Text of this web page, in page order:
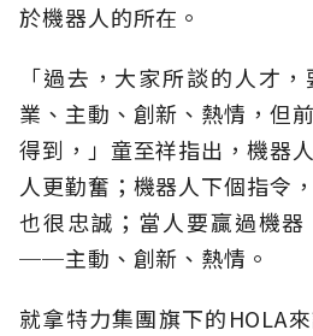
於機器人的所在。
「過去，大家所談的人才
業、主動、創新、熱情，但
得到，」童至祥指出，機器
人更勤奮；機器人下個指令
也很忠誠；當人要贏過機器
──主動、創新、熱情。
就拿特力集團旗下的HOLA